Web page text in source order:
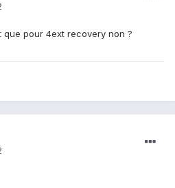
pour 4ext recovery non ?